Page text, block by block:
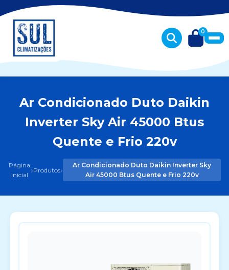
0
Ar Condicionado Duto Daikin
Inverter Sky Air 45000 Btus
Quente e Frio 220v
Página
Inicial ›Produtos›
Ar Condicionado Duto Daikin Inverter Sky
Air 45000 Btus Quente e Frio 220v